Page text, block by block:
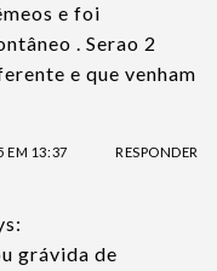
e foi
. Serao 2
e que venham
EM 13:37 RESPONDER
grávida de